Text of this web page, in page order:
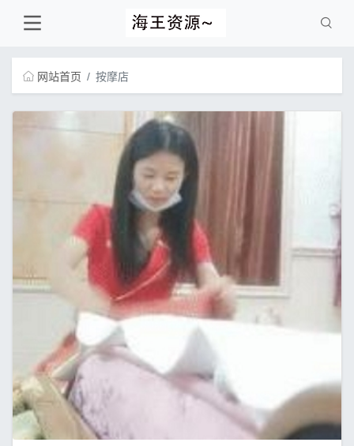
网站首页 按摩店